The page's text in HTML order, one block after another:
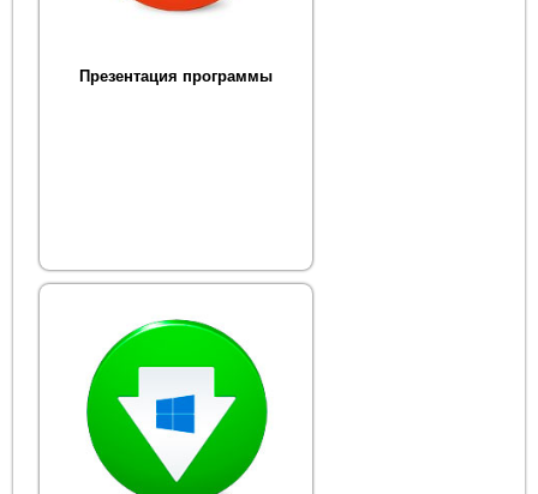
Презентация программы